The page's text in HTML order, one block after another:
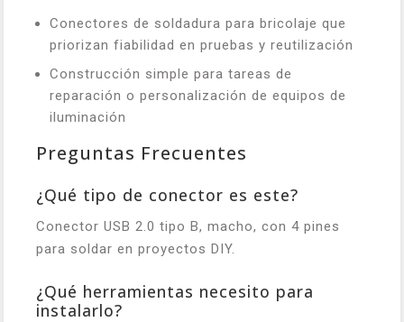
Conectores de soldadura para bricolaje que
priorizan fiabilidad en pruebas y reutilización
Construcción simple para tareas de
reparación o personalización de equipos de
iluminación
Preguntas Frecuentes
¿Qué tipo de conector es este?
Conector USB 2.0 tipo B, macho, con 4 pines
para soldar en proyectos DIY.
¿Qué herramientas necesito para
instalarlo?